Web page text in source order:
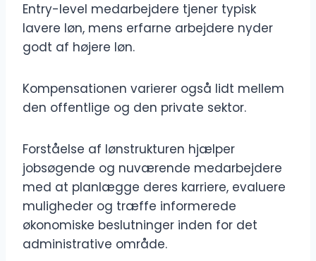
Entry-level medarbejdere tjener typisk
lavere løn, mens erfarne arbejdere nyder
godt af højere løn.
Kompensationen varierer også lidt mellem
den offentlige og den private sektor.
Forståelse af lønstrukturen hjælper
jobsøgende og nuværende medarbejdere
med at planlægge deres karriere, evaluere
muligheder og træffe informerede
økonomiske beslutninger inden for det
administrative område.